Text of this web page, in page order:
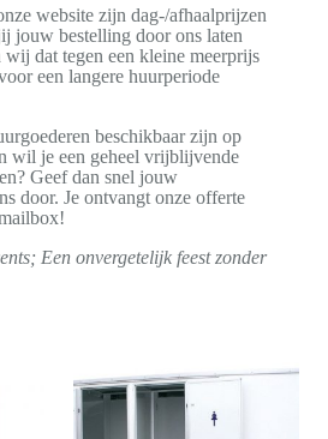
website zijn dag-/afhaalprijzen
jouw bestelling door ons laten
dat tegen een kleine meerprijs
een langere huurperiode
beschikbaar zijn op
wil je een geheel vrijblijvende
Geef dan snel jouw
door. Je ontvangt onze offerte
Een onvergetelijk feest zonder